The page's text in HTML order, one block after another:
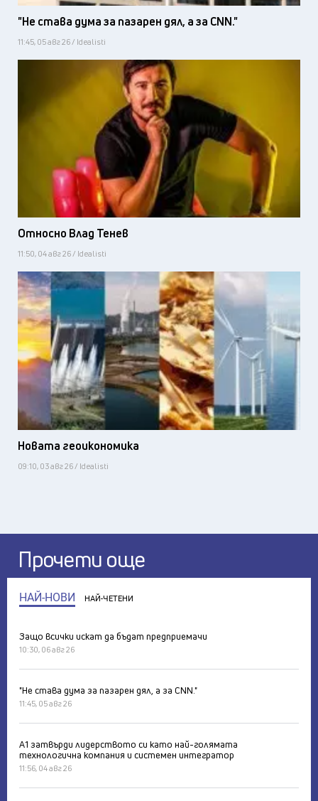
"Не става дума за пазарен дял, а за CNN."
11:45, 05 авг 26 / Idealisti
Относно Влад Тенев
11:50, 04 авг 26 / Idealisti
Новата геоикономика
09:10, 03 авг 26 / Idealisti
Прочети още
НАЙ-НОВИ НАЙ-ЧЕТЕНИ
Защо всички искат да бъдат предприемачи
10:30, 06 авг 26
"Не става дума за пазарен дял, а за CNN."
11:45, 05 авг 26
А1 затвърди лидерството си като най-голямата
технологична компания и системен интегратор
11:56, 04 авг 26